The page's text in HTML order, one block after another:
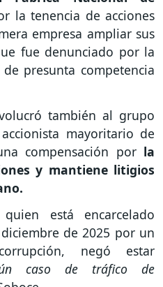
la tenencia de acciones
empresa ampliar sus
fue denunciado por la
presunta competencia
también al grupo
mayoritario de
compensación por la
y mantiene litigios
está encarcelado
de 2025 por un
negó estar
caso de tráfico de